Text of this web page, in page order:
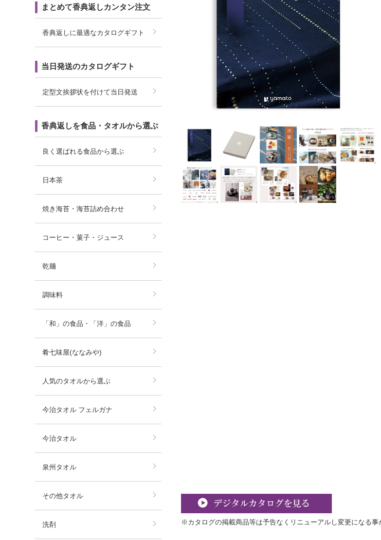
※カタログの掲載商品等は予告なくリニューアルし変更になる事
まとめて香典返しカンタン注文
香典返しに最適なカタログギフト
当日発送のカタログギフト
定型文挨拶状を付けて当日発送
香典返しを食品・タオルから選ぶ
良く選ばれる食品から選ぶ
日本茶
焼き海苔・海苔詰め合わせ
コーヒー・菓子・ジュース
乾麺
調味料
「和」の食品・「洋」の食品
肴七味屋(ななみや)
人気のタオルから選ぶ
今治タオル フェルガナ
今治タオル
泉州タオル
その他タオル
洗剤